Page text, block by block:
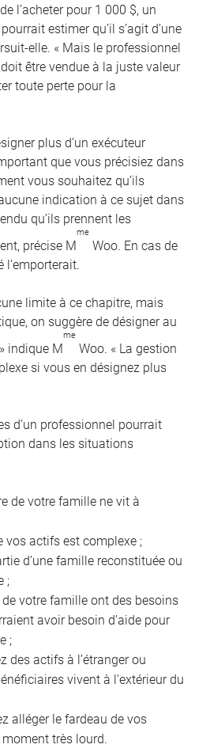
l’acheter pour 1 000 $, un
estimer qu’il s’agit d’une
elle. « Mais le professionnel
être vendue à la juste valeur
toute perte pour la
plus d’un exécuteur
que vous précisiez dans
vous souhaitez qu’ils
indication à ce sujet dans
qu’ils prennent les
précise M
me
Woo. En cas de
l’emporterait.
limite à ce chapitre, mais
on suggère de désigner au
indique M
me
Woo. « La gestion
si vous en désignez plus
d’un professionnel pourrait
dans les situations
de votre famille ne vit à
vos actifs est complexe ;
d’une famille reconstituée ou
;
votre famille ont des besoins
avoir besoin d’aide pour
;
des actifs à l’étranger ou
vivent à l’extérieur du
alléger le fardeau de vos
très lourd.